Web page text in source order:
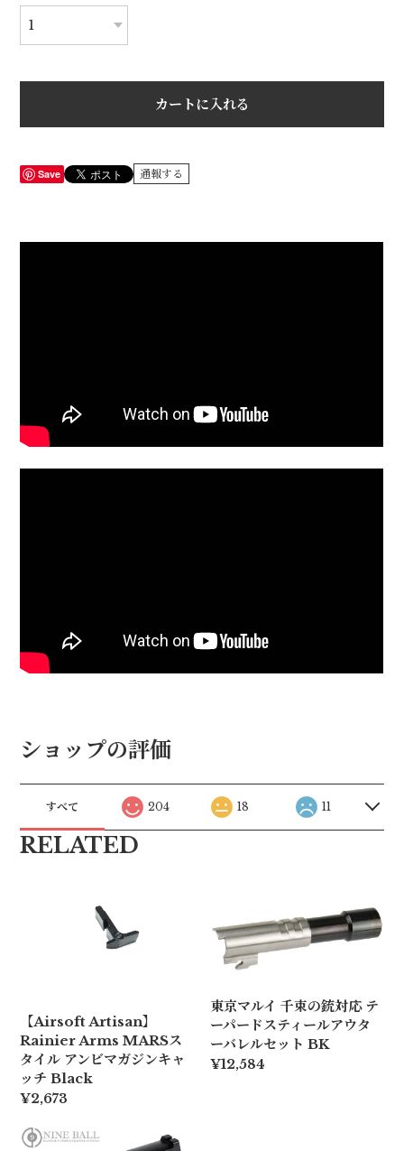
カートに入れる
Save 通報する
ショップの評価
すべて 204 18 11
RELATED
【Airsoft Artisan】
Rainier Arms MARSス
タイル アンビマガジンキャ
ッチ Black
¥2,673
東京マルイ 千束の銃対応 テ
ーパードスティールアウタ
ーバレルセット BK
¥12,584